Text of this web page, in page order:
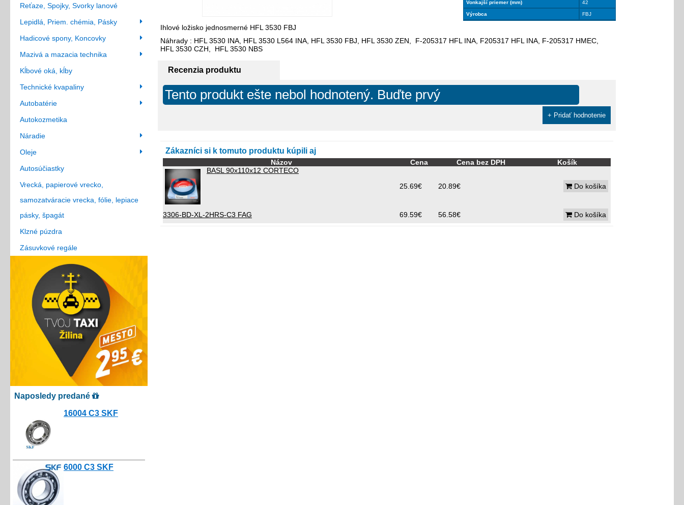
Reťaze, Spojky, Svorky lanové
Lepidlá, Priem. chémia, Pásky
Hadicové spony, Koncovky
Mazivá a mazacia technika
Kĺbové oká, kĺby
Technické kvapaliny
Autobatérie
Autokozmetika
Náradie
Oleje
Autosúčiastky
Vrecká, papierové vrecko,
samozatváracie vrecka, fólie, lepiace
pásky, špagát
Klzné púzdra
Zásuvkové regále
Naposledy predané
16004 C3 SKF
6000 C3 SKF
Vonkajší priemer (mm) 42
Výrobca FBJ
Ihlové ložisko jednosmerné HFL 3530 FBJ
Náhrady : HFL 3530 INA, HFL 3530 L564 INA, HFL 3530 FBJ, HFL 3530 ZEN, F-205317 HFL INA, F205317 HFL INA, F-205317 HMEC,
HFL 3530 CZH, HFL 3530 NBS
Recenzia produktu
Tento produkt ešte nebol hodnotený. Buďte prvý
+ Pridať hodnotenie
Zákazníci si k tomuto produktu kúpili aj
Názov Cena Cena bez DPH
Košík
BASL 90x110x12 CORTECO
25.69€
20.89€ Do košíka
3306-BD-XL-2HRS-C3 FAG 69.59€ 56.58€ Do košíka